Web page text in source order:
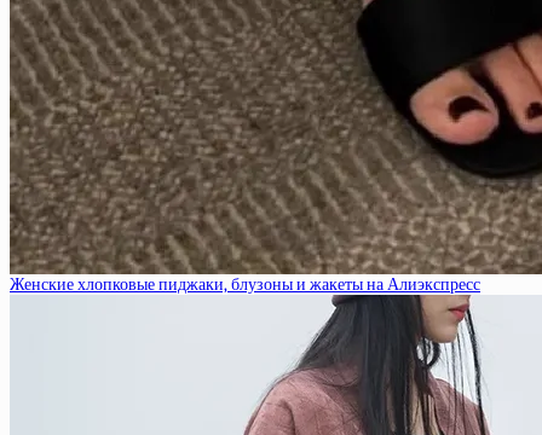
Женские хлопковые пиджаки, блузоны и жакеты на Алиэкспресс